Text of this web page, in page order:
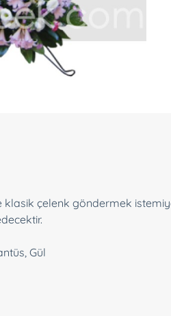
klasik çelenk göndermek
Gül